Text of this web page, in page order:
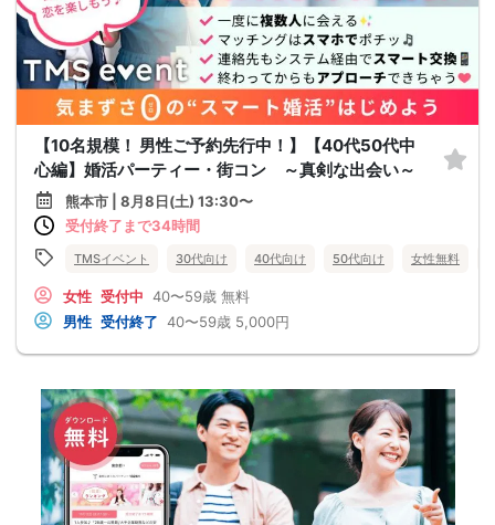
【10名規模！ 男性ご予約先行中！】【40代50代中
心編】婚活パーティー・街コン ～真剣な出会い～
熊本市 | 8月8日(土) 13:30〜
受付終了まで34時間
TMSイベント 30代向け 40代向け 50代向け 女性無料
女性 受付中 40〜59歳 無料
男性 受付終了 40〜59歳 5,000円